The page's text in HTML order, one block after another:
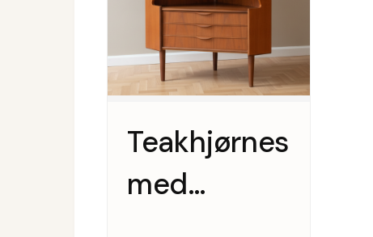
Teakhjørneskab
med